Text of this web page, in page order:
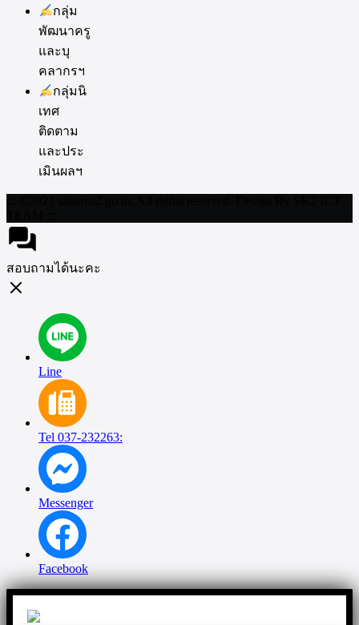
กลุ่ม
พัฒนาครู
และบุ
คลากรฯ
กลุ่มนิ
เทศ
ติดตาม
และประ
เมินผลฯ
สอบถามได้นะคะ
Line
Tel 037-232263:
Messenger
Facebook